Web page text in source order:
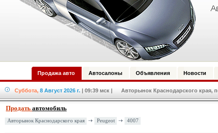
Продажа авто Автосалоны Объявления Новости
Суббота, 8 Август 2026 г. | 09:39 мск | Авторынок Краснодарского края,
Продать автомобиль
Авторынок Краснодарского края Peugeot 4007